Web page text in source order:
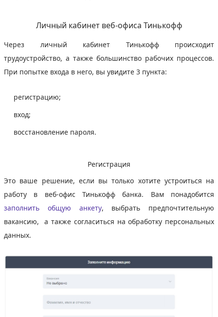
Личный кабинет веб-офиса Тинькофф
Через личный кабинет Тинькофф происходит
трудоустройство, а также большинство рабочих процессов.
При попытке входа в него, вы увидите 3 пункта:
регистрацию;
вход;
восстановление пароля.
Регистрация
Это ваше решение, если вы только хотите устроиться на
работу в веб-офис Тинькофф банка. Вам понадобится
заполнить общую анкету, выбрать предпочтительную
вакансию, а также согласиться на обработку персональных
данных.